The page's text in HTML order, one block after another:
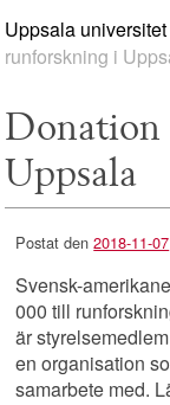
Uppsala universitet
runforskning i
Uppsala
Postat den2018-11-07
Svensk-
000 till
är
en organisation
samarbete med.